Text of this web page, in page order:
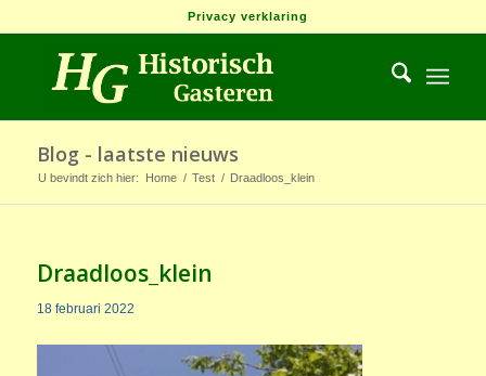
Privacy verklaring
Blog - laatste nieuws
U bevindt zich hier: Home / Test / Draadloos_klein
Draadloos_klein
18 februari 2022